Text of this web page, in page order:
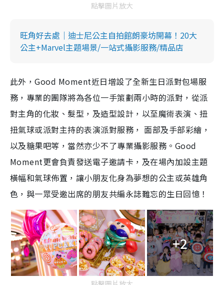
點擊圖片放大
旺角好去處｜迪士尼公主自拍館朗豪坊開幕！20大
公主+Marvel主題場景/一站式攝影服務/精品店
此外，Good Moment近日增設了全新生日派對包場服
務，專業的團隊將為各位一手策劃兩小時的派對，從派
對主角的化妝、髮型，及造型設計，以至魔術表演、扭
扭氣球或派對主持的表演派對服務， 面部及手部彩繪，
以及糖果吧等，當然亦少不了專業攝影服務。Good
Moment更會負責發送電子邀請卡，及在場內加設主題
橫幅和氣球佈置，讓小朋友化身為夢想的公主或英雄角
色，與一眾受邀出席的朋友共編永誌難忘的生日回憶！
+2